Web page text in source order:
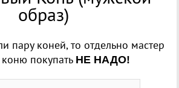
образ)
пару коней, то отдельно мастер
покупать НЕ НАДО!